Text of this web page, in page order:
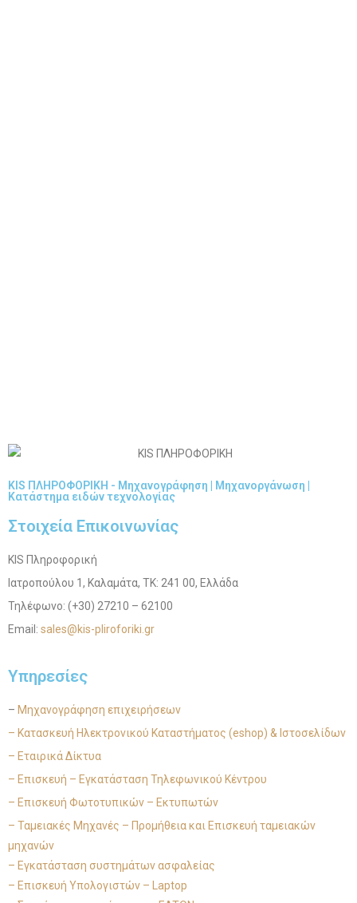
KIS ΠΛΗΡΟΦΟΡΙΚΗ - Μηχανογράφηση | Μηχανοργάνωση |
Κατάστημα ειδών τεχνολογίας
Στοιχεία Επικοινωνίας
KIS Πληροφορική
Ιατροπούλου 1, Καλαμάτα, ΤΚ: 241 00, Ελλάδα
Τηλέφωνο: (+30) 27210 – 62100
Email: sales@kis-pliroforiki.gr
Υπηρεσίες
– Μηχανογράφηση επιχειρήσεων
– Κατασκευή Ηλεκτρονικού Καταστήματος (eshop) & Ιστοσελίδων
– Εταιρικά Δίκτυα
– Επισκευή – Εγκατάσταση Τηλεφωνικού Κέντρου
– Επισκευή Φωτοτυπικών – Εκτυπωτών
– Ταμειακές Μηχανές – Προμήθεια και Επισκευή ταμειακών
μηχανών
– Εγκατάσταση συστημάτων ασφαλείας
– Επισκευή Υπολογιστών – Laptop